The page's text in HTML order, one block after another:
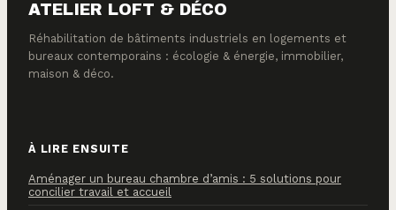
ATELIER LOFT & DÉCO
Réhabilitation de bâtiments industriels en logements et
bureaux contemporains : écologie & énergie, immobilier,
maison & déco.
À LIRE ENSUITE
Aménager un bureau chambre d’amis : 5 solutions pour
concilier travail et accueil